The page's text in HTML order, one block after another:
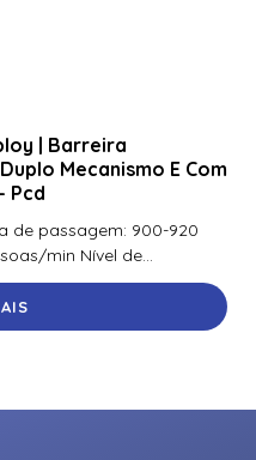
| Barreira
Mecanismo E Com
Pcd
de passagem: 900-920
min Nível de...